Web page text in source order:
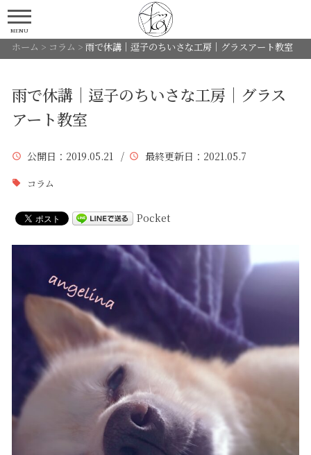
MENU
ホーム > コラム > 雨で休講｜逗子のちいさな工房｜グラスアート教室
雨で休講｜逗子のちいさな工房｜グラス
アート教室
公開日 ：2019.05.21 / 最終更新日 ：2021.05.7
コラム
Pocket